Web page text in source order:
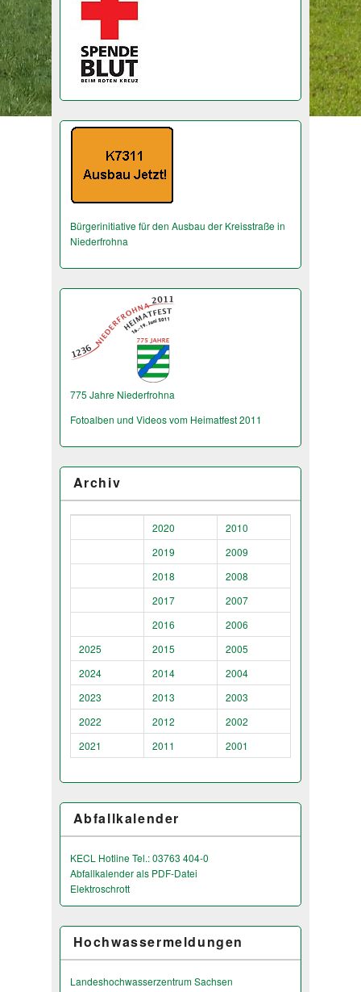
Bürgerinitiative für den Ausbau der Kreisstraße in
Niederfrohna
775 Jahre Niederfrohna
Fotoalben und Videos vom Heimatfest 2011
Archiv
2020
2010
2019
2009
2018
2008
2017
2007
2016
2006
2025
2015
2005
2024
2014
2004
2023
2013
2003
2022
2012
2002
2021
2011 2001
Abfallkalender
KECL Hotline Tel.: 03763 404-0
Abfallkalender als PDF-Datei
Elektroschrott
Hochwassermeldungen
Landeshochwas­serzentrum Sachsen